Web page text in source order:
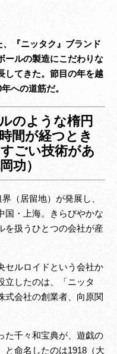
『ニッタク』ブランド
ールの製造にこだわりな
してきた。節目の年を越
への道筋だ。
のような楕円
間が経つとき
ごい技術があ
功）
（居留地）が発展し、
国・上海。きらびやかな
を扱うひとつの会社が産
ルロイドという会社か
立したのは、「ニッタ
式会社の創業者、向原関
千々和宝典が、遊戯の
と命名したのは1918（大